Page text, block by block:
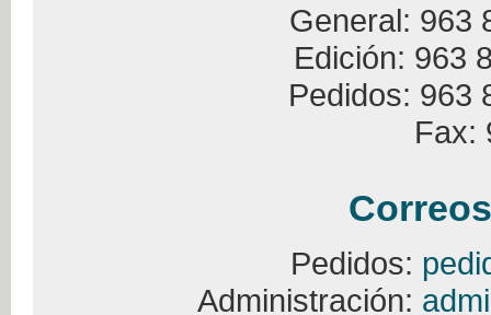
General: 963
Edición: 963
Pedidos: 963
Fax:
Pedidos:
Administración: